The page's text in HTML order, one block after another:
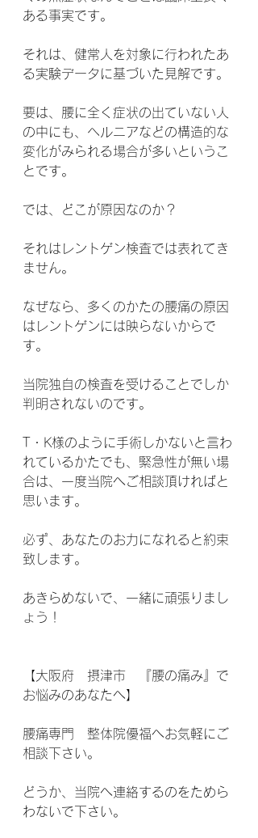
ある事実です。
それは、健常人を対象に行われたあ
る実験データに基づいた見解です。
要は、腰に全く症状の出ていない人
の中にも、ヘルニアなどの構造的な
変化がみられる場合が多いというこ
とです。
では、どこが原因なのか？
それはレントゲン検査では表れてき
ません。
なぜなら、多くのかたの腰痛の原因
はレントゲンには映らないからで
す。
当院独自の検査を受けることでしか
判明されないのです。
T・K様のように手術しかないと言わ
れているかたでも、緊急性が無い場
合は、一度当院へご相談頂ければと
思います。
必ず、あなたのお力になれると約束
致します。
あきらめないで、一緒に頑張りまし
ょう！
【大阪府　摂津市　『腰の痛み』で
お悩みのあなたへ】
腰痛専門　整体院優福へお気軽にご
相談下さい。
どうか、当院へ連絡するのをためら
わないで下さい。